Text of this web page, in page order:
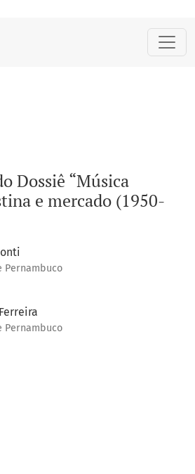
Dossiê “Música
e mercado (1950-
Pernambuco
Pernambuco